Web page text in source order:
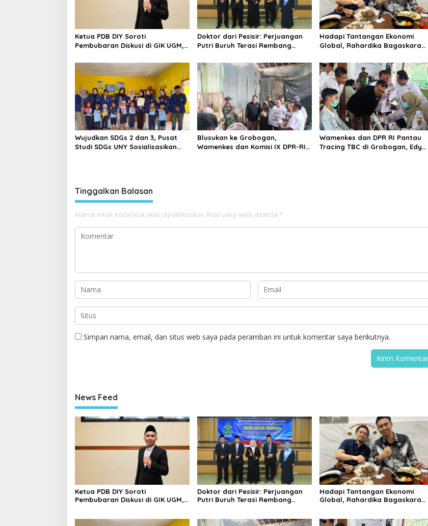
Ketua PDB DIY Soroti
Pembubaran Diskusi di GIK UGM,
Dialog
Doktor dari Pesisir: Perjuangan
Putri Buruh Terasi Rembang
Hadapi Tantangan Ekonomi
Global, Rahardika Bagaskara
Pengusaha Muda Harus Mampu
Merangkul dan Berkolaborasi
Wujudkan SDGs 2 dan 3, Pusat
Studi SDGs UNY Sosialisasikan
Blusukan ke Grobogan,
Wamenkes dan Komisi IX DPR-RI
Wamenkes dan DPR RI Pantau
Tracing TBC di Grobogan, Edy
Tinggalkan Balasan
Alamat email Anda tidak akan dipublikasikan. Ruas yang wajib ditandai *
Simpan nama, email, dan situs web saya pada peramban ini untuk komentar saya berikutnya.
News Feed
Ketua PDB DIY Soroti
Pembubaran Diskusi di GIK UGM,
Doktor dari Pesisir: Perjuangan
Putri Buruh Terasi Rembang
Hadapi Tantangan Ekonomi
Global, Rahardika Bagaskara
Merangkul dan Berkolaborasi